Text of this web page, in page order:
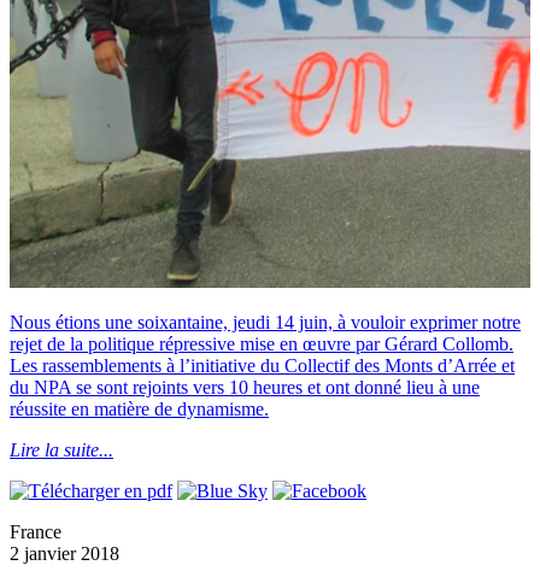
Nous étions une soixantaine, jeudi 14 juin, à vouloir exprimer notre
rejet de la politique répressive mise en œuvre par Gérard Collomb.
Les rassemblements à l’initiative du Collectif des Monts d’Arrée et
du NPA se sont rejoints vers 10 heures et ont donné lieu à une
réussite en matière de dynamisme.
Lire la suite...
France
2 janvier 2018